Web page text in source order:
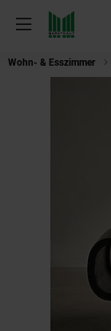
Menü
Wohn- & Esszimmer